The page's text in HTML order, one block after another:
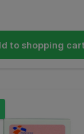
to shopping cart